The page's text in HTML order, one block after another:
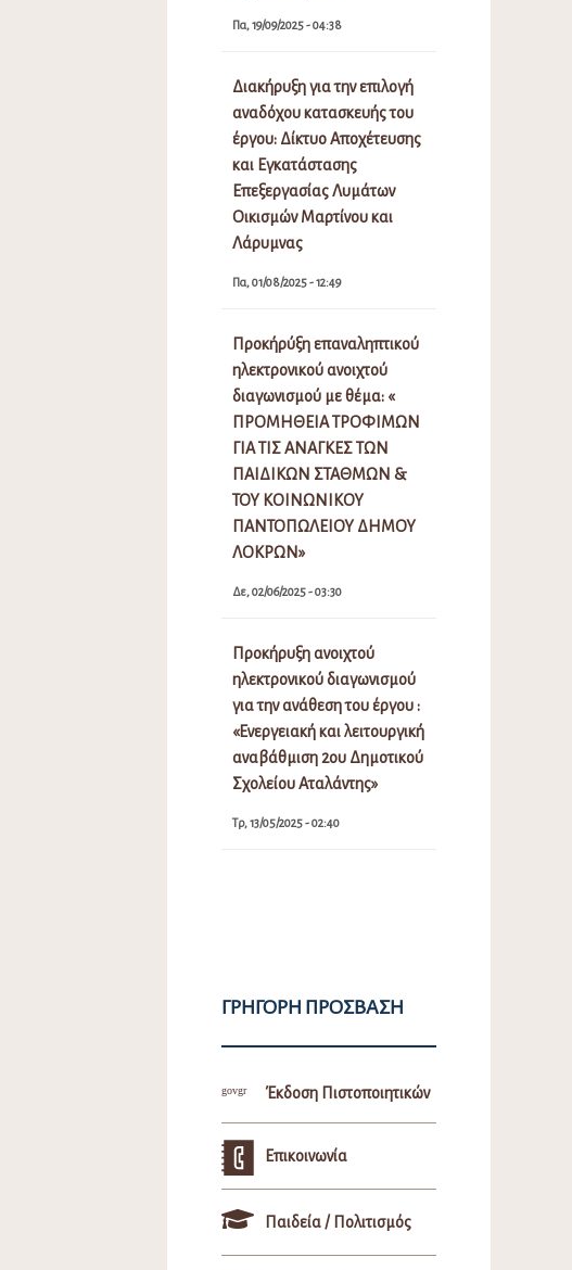
Πα, 19/09/2025 - 04:38
Διακήρυξη για την επιλογή
αναδόχου κατασκευής του
έργου: Δίκτυο Αποχέτευσης
και Εγκατάστασης
Επεξεργασίας Λυμάτων
Οικισμών Μαρτίνου και
Λάρυμνας
Πα, 01/08/2025 - 12:49
Προκήρύξη επαναληπτικού
ηλεκτρονικού ανοιχτού
διαγωνισμού με θέμα: «
ΠΡΟΜΗΘΕΙΑ ΤΡΟΦΙΜΩΝ
ΓΙΑ ΤΙΣ ΑΝΑΓΚΕΣ ΤΩΝ
ΠΑΙΔΙΚΩΝ ΣΤΑΘΜΩΝ &
ΤΟΥ ΚΟΙΝΩΝΙΚΟΥ
ΠΑΝΤΟΠΩΛΕΙΟΥ ΔΗΜΟΥ
ΛΟΚΡΩΝ»
Δε, 02/06/2025 - 03:30
Προκήρυξη ανοιχτού
ηλεκτρονικού διαγωνισμού
για την ανάθεση του έργου :
«Ενεργειακή και λειτουργική
αναβάθμιση 2ου Δημοτικού
Σχολείου Αταλάντης»
Τρ, 13/05/2025 - 02:40
ΓΡΉΓΟΡΗ ΠΡΌΣΒΑΣΗ
Έκδοση Πιστοποιητικών
Επικοινωνία
Παιδεία / Πολιτισμός